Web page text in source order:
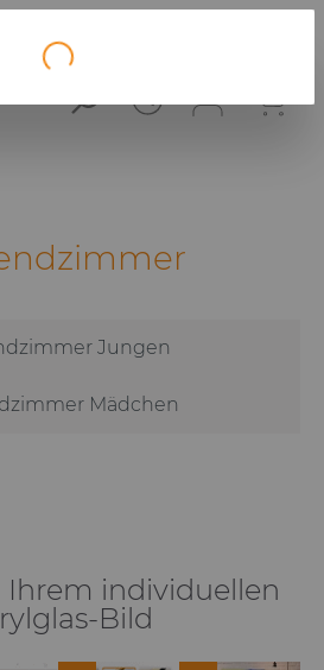
Jungen
Mädchen
Ihrem individuellen
Bild
Loading...